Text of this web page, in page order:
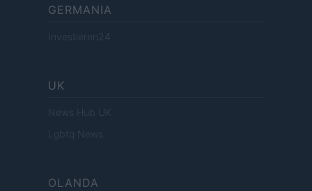
GERMANIA
Investieren24
UK
News Hub UK
Lgbtq News
OLANDA